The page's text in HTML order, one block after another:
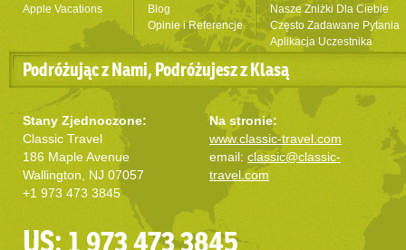
Apple Vacations
Blog
Opinie i Referencje
Nasze Zniżki Dla Ciebie
Często Zadawane Pytania
Aplikacja Uczestnika
Podróżując z Nami, Podróżujesz z Klasą
Stany Zjednoczone:
Classic Travel
186 Maple Avenue
Wallington, NJ 07057
+1 973 473 3845
Na stronie:
www.classic-travel.com
email: classic@classic-
travel.com
US: 1 973 473 3845